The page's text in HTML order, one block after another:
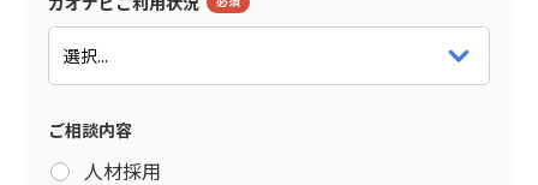
ご相談内容
人材採用